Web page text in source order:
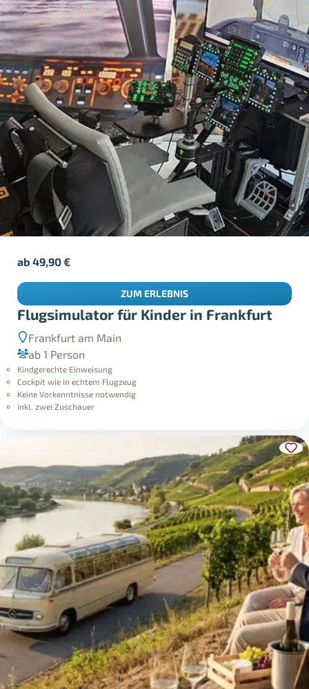
Flugsimulator für Kinder in Frankfurt
Frankfurt am Main
ab 1 Person
Kindgerechte Einweisung
Cockpit wie in echtem Flugzeug
Keine Vorkenntnisse notwendig
inkl. zwei Zuschauer
ab49,90€
ZUM ERLEBNIS